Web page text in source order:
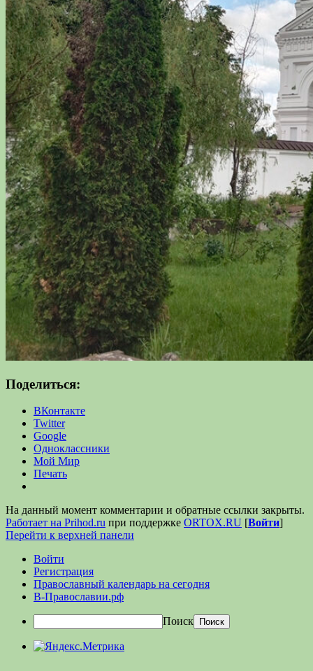
Поделиться:
ВКонтакте
Twitter
Google
Одноклассники
Мой Мир
Печать
На данный момент комментарии и обратные ссылки закрыты.
Работает на Prihod.ru при поддержке ORTOX.RU [Войти]
Перейти к верхней панели
Войти
Регистрация
Православный календарь на сегодня
В-Православии.рф
Поиск